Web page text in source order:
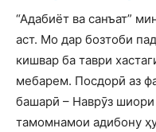
“Адабиёт ва санъат”
аст. Мо дар бозтоби
кишвар ба таври
мебарем. Посдорӣ аз
башарӣ – Наврӯз шиори
тамомнамои адибону